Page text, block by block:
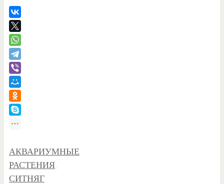
АКВАРИУМНЫЕ
РАСТЕНИЯ,
СИТНЯГ